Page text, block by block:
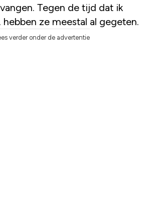
Tegen de tijd dat ik
ze meestal al gegeten.
verder onder de advertentie